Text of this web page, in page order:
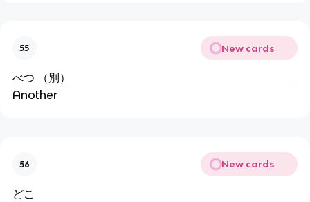
55 New cards
べつ （別）
Another
56 New cards
どこ